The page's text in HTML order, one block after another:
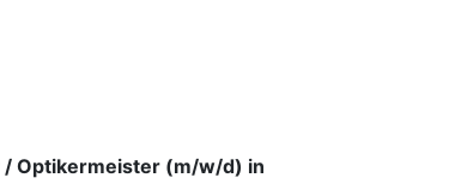
Optikermeister (m/w/d) in